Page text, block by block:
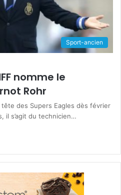
Sport-ancien
nomme le
Rohr
des Supers Eagles dès février
il s’agit du technicien…